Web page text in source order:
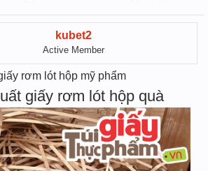
kubet2
Active Member
rơm lót hộp mỹ phẩm
giấy rơm lót hộp quà